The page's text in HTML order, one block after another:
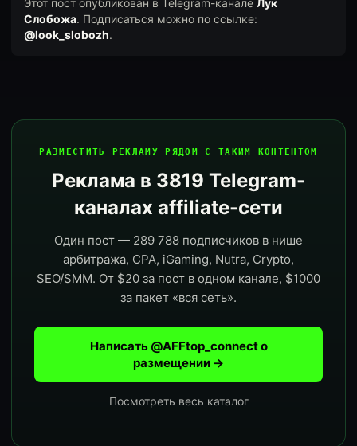
Этот пост опубликован в Telegram-канале Лук
Слобожа. Подписаться можно по ссылке:
@look_slobozh.
РАЗМЕСТИТЬ РЕКЛАМУ РЯДОМ С ТАКИМ КОНТЕНТОМ
Реклама в 3819 Telegram-
каналах affiliate-сети
Один пост — 289 788 подписчиков в нише
арбитража, CPA, iGaming, Nutra, Crypto,
SEO/SMM. От $20 за пост в одном канале, $1000
за пакет «вся сеть».
Написать @AFFtop_connect о
размещении →
Посмотреть весь каталог